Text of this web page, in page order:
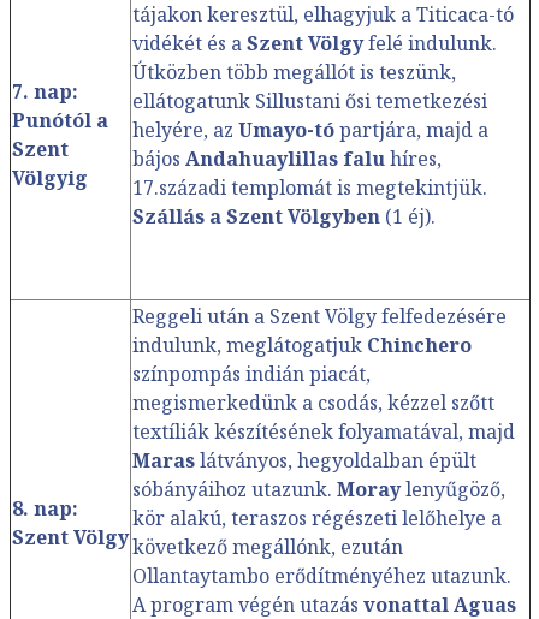
7. nap:
Punótól a
Szent
Völgyig
tájakon keresztül, elhagyjuk a Titicaca-tó
vidékét és aSzent Völgyfelé indulunk.
Útközben több megállót is teszünk,
ellátogatunk Sillustani ősi temetkezési
helyére, az Umayo-tópartjára, majd a
bájos Andahuaylillas faluhíres,
17.századi templomát is megtekintjük.
Szállás a Szent Völgyben(1 éj).
8. nap:
Szent Völgy
Reggeli után a Szent Völgy felfedezésére
indulunk, meglátogatjuk Chinchero
színpompás indián piacát,
megismerkedünk a csodás, kézzel szőtt
textíliák készítésének folyamatával, majd
Maraslátványos, hegyoldalban épült
sóbányáihoz utazunk. Moraylenyűgöző,
kör alakú, teraszos régészeti lelőhelye a
következő megállónk, ezután
Ollantaytambo erődítményéhez utazunk.
A program végén utazás vonattal Aguas